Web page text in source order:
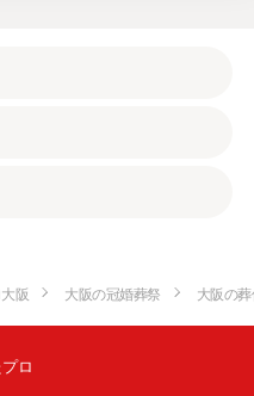
阪 大阪の冠婚葬祭 大阪の
ロ